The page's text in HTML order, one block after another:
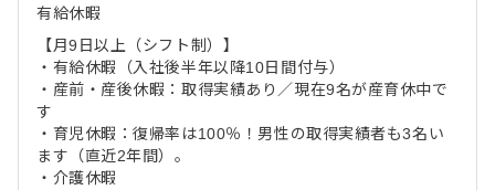
有給休暇
【月9日以上（シフト制）】
・有給休暇（入社後半年以降10日間付与）
・産前・産後休暇：取得実績あり／現在9名が産育休中で
す
・育児休暇：復帰率は100％！男性の取得実績者も3名い
ます（直近2年間）。
・介護休暇